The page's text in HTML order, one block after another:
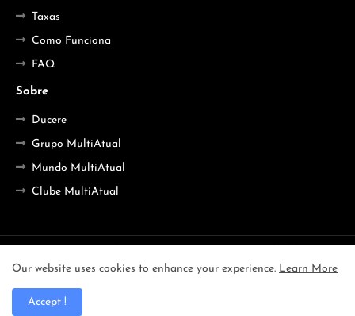
Taxas
Como Funciona
FAQ
Sobre
Ducere
Grupo MultiAtual
Mundo MultiAtual
Clube MultiAtual
Free Blogger Templates | Distributed by
Our website uses cookies to enhance your experience. Learn More
Accept !